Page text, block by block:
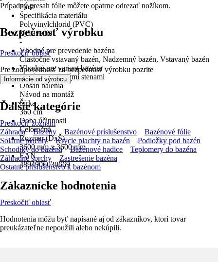
Plast
Špecifikácia materiálu
Polyvinylchlorid (PVC)
Vybavenie
-
Vhodné pre prevedenie bazéna
Čiastočne vstavaný bazén, Nadzemný bazén, Vstavaný bazén
Vhodné pre variant bazéna
Bazén s oceľovými stenami
Obsah balenia
Návod na montáž
Šírka
360 cm
Doba účinnosti
Celoročná
Rozmer (DxŠ)
3600 mm x 3600 mm
EAN
4894906030669
Prípadný presah fólie môžete opatrne odrezať nožíkom.
Bezpečnosť výrobku
Preskočiť oblasť
Pre zodpovednosť za bezpečnosť výrobku pozrite
Informácie od výrobcu .
Ďalšie kategórie
Preskočiť zoznam
Záhrada
Bazény Bazénové príslušenstvo
Bazénové fólie
Solárne plachty
Krycie plachty na bazén
Podložky pod bazén
Schodíky do bazéna
Bazénové hadice
Teplomery do bazéna
Záhradné sprchy
Zastrešenie bazéna
Ostatné príslušenstvo k bazénom
Zákaznícke hodnotenia
Preskočiť oblasť
Hodnotenia môžu byť napísané aj od zákazníkov, ktorí tovar
preukázateľne nepoužili alebo nekúpili.